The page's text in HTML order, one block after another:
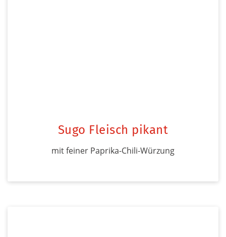
Sugo Fleisch pikant
mit feiner Paprika-Chili-Würzung